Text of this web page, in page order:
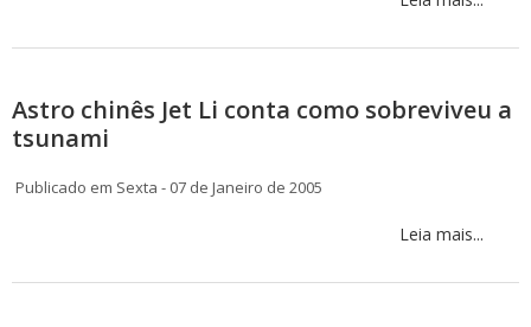
Astro chinês Jet Li conta como sobreviveu a
tsunami
Publicado em Sexta - 07 de Janeiro de 2005
Leia mais...